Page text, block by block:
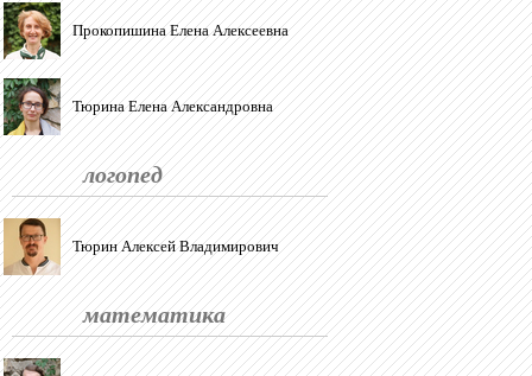
Прокопишина Елена Алексеевна
Тюрина Елена Александровна
логопед
Тюрин Алексей Владимирович
математика